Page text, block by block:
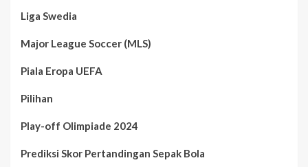
Liga Swedia
Major League Soccer (MLS)
Piala Eropa UEFA
Pilihan
Play-off Olimpiade 2024
Prediksi Skor Pertandingan Sepak Bola